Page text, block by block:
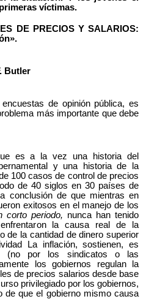
víctimas.
DE PRECIOS Y SALARIOS:
Butler
de opinión pública, es
más importante que debe
es a la vez una historia del
y una historia de la
100 casos de control de precios
de 40 siglos en 30 países de
conclusión de que mientras en
exitosos en el manejo de los
corto periodo, nunca han tenido
la causa real de la
de la cantidad de dinero superior
La inflación, sostienen, es
(no por los sindicatos o las
los gobiernos regulan la
de precios salarios desde base
privilegiado por los gobiernos,
de que el gobierno mismo causa